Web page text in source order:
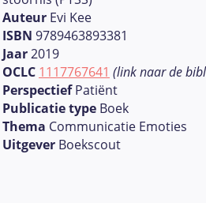
Auteur Evi Kee
ISBN 9789463893381
Jaar2019
OCLC 1117767641 (link naar de
PerspectiefPatiënt
Publicatie type Boek
Thema Communicatie Emoties
Uitgever Boekscout